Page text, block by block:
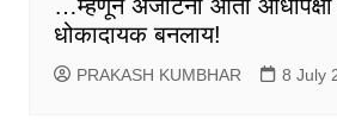
…म्हणून अर्जेंटिना आता
धोकादायक बनलाय!
PRAKASH KUMBHAR 8 July